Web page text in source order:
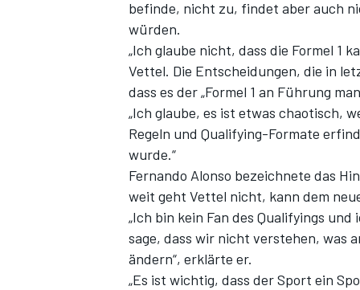
befinde, nicht zu, findet aber auch
würden.
„Ich glaube nicht, dass die Formel 1
Vettel. Die Entscheidungen, die in
dass es der „Formel 1 an Führung
„Ich glaube, es ist etwas chaotisch,
Regeln und Qualifying-Formate
wurde.“
Fernando Alonso bezeichnete das
weit geht Vettel nicht, kann dem
„Ich bin kein Fan des Qualifyings
sage, dass wir nicht verstehen, was
ändern“, erklärte er.
„Es ist wichtig, dass der Sport ein